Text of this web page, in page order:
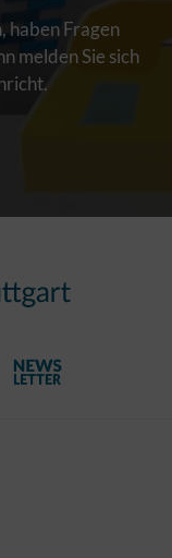
haben Fragen
melden Sie sich